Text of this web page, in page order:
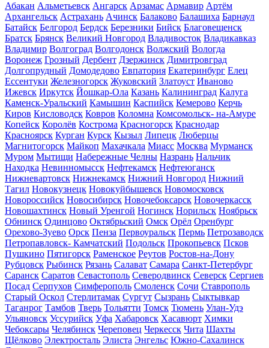
Абакан Альметьевск Ангарск Арзамас Армавир Артём
Архангельск Астрахань Ачинск Балаково Балашиха Барнаул
Батайск Белгород Бердск Березники Бийск Благовещенск
Братск Брянск Великий Новгород Владивосток Владикавказ
Владимир Волгоград Волгодонск Волжский Вологда
Воронеж Грозный Дербент Дзержинск Димитровград
Долгопрудный Домодедово Евпатория Екатеринбург Елец
Ессентуки Железногорск Жуковский Златоуст Иваново
Ижевск Иркутск Йошкар-Ола Казань Калининград Калуга
Каменск-Уральский Камышин Каспийск Кемерово Керчь
Киров Кисловодск Ковров Коломна Комсомольск- на-Амуре
Копейск Королёв Кострома Красногорск Краснодар
Красноярск Курган Курск Кызыл Липецк Люберцы
Магнитогорск Майкоп Махачкала Миасс Москва Мурманск
Муром Мытищи Набережные Челны Назрань Нальчик
Находка Невинномысск Нефтекамск Нефтеюганск
Нижневартовск Нижнекамск Нижний Новгород Нижний
Тагил Новокузнецк Новокуйбышевск Новомосковск
Новороссийск Новосибирск Новочебоксарск Новочеркасск
Новошахтинск Новый Уренгой Ногинск Норильск Ноябрьск
Обнинск Одинцово Октябрьский Омск Орёл Оренбург
Орехово-Зуево Орск Пенза Первоуральск Пермь Петрозаводск
Петропавловск- Камчатский Подольск Прокопьевск Псков
Пушкино Пятигорск Раменское Реутов Ростов-на-Дону
Рубцовск Рыбинск Рязань Салават Самара Санкт-Петербург
Саранск Саратов Севастополь Северодвинск Северск Сергиев
Посад Серпухов Симферополь Смоленск Сочи Ставрополь
Старый Оскол Стерлитамак Сургут Сызрань Сыктывкар
Таганрог Тамбов Тверь Тольятти Томск Тюмень Улан-Удэ
Ульяновск Уссурийск Уфа Хабаровск Хасавюрт Химки
Чебоксары Челябинск Череповец Черкесск Чита Шахты
Щёлково Электросталь Элиста Энгельс Южно-Сахалинск